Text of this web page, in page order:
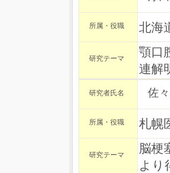
所属・役職 北海
研究テーマ
顎口
連解
研究者氏名 佐
所属・役職 札幌
研究テーマ
脳梗
より